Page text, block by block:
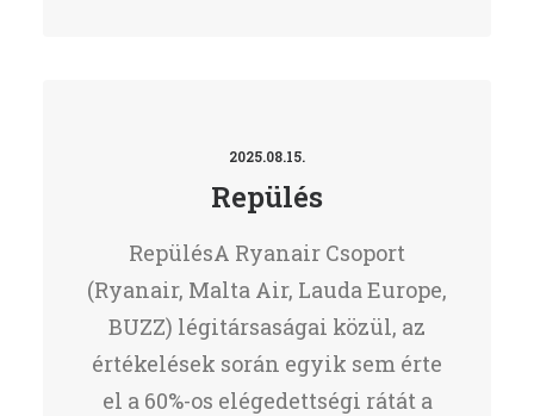
2025.08.15.
Repülés
RepülésA Ryanair Csoport
(Ryanair, Malta Air, Lauda Europe,
BUZZ) légitársaságai közül, az
értékelések során egyik sem érte
el a 60%-os elégedettségi rátát a